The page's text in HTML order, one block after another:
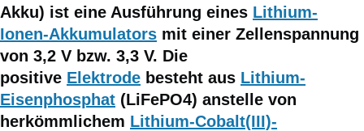
Akku) ist eine Ausführung eines Lithium-
Ionen-Akkumulators mit einer Zellenspannung
von 3,2 V bzw. 3,3 V. Die
positive Elektrode besteht aus Lithium-
Eisenphosphat (LiFePO4) anstelle von
herkömmlichem Lithium-Cobalt(III)-